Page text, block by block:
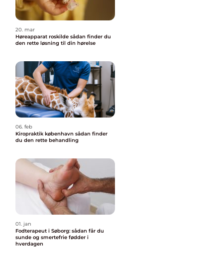
20. mar
Høreapparat roskilde sådan finder du
den rette løsning til din hørelse
06. feb
Kiropraktik københavn sådan finder
du den rette behandling
01. jan
Fodterapeut i Søborg: sådan får du
sunde og smertefrie fødder i
hverdagen